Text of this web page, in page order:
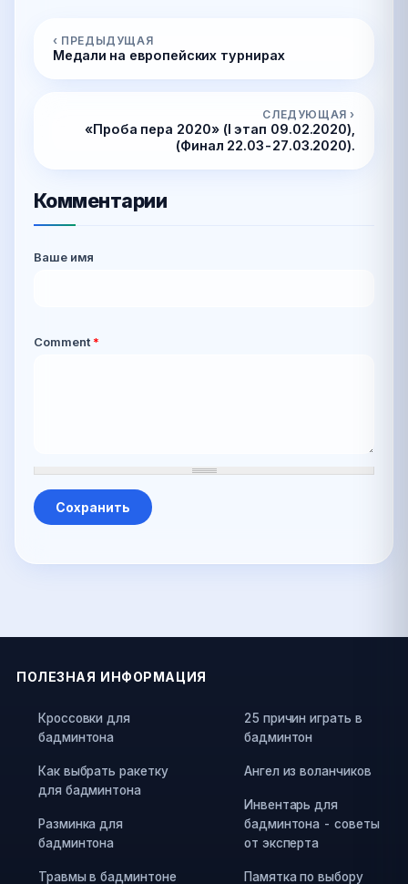
‹ ПРЕДЫДУЩАЯ
Медали на европейских турнирах
СЛЕДУЮЩАЯ ›
«Проба пера 2020» (I этап 09.02.2020),
(Финал 22.03-27.03.2020).
Комментарии
Ваше имя
Comment *
ПОЛЕЗНАЯ ИНФОРМАЦИЯ
Кроссовки для
бадминтона
Как выбрать ракетку
для бадминтона
Разминка для
бадминтона
Травмы в бадминтоне
25 причин играть в
бадминтон
Ангел из воланчиков
Инвентарь для
бадминтона - советы
от эксперта
Памятка по выбору